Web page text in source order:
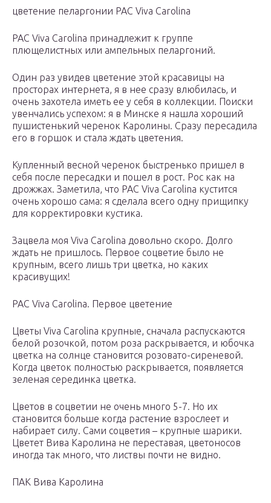
цветение пеларгонии PAC Viva Carolina
PAC Viva Carolina принадлежит к группе
плющелистных или ампельных пеларгоний.
Один раз увидев цветение этой красавицы на
просторах интернета, я в нее сразу влюбилась, и
очень захотела иметь ее у себя в коллекции. Поиски
увенчались успехом: я в Минске я нашла хороший
пушистенький черенок Каролины. Сразу пересадила
его в горшок и стала ждать цветения.
Купленный весной черенок быстренько пришел в
себя после пересадки и пошел в рост. Рос как на
дрожжах. Заметила, что PAC Viva Carolina кустится
очень хорошо сама: я сделала всего одну прищипку
для корректировки кустика.
Зацвела моя Viva Carolina довольно скоро. Долго
ждать не пришлось. Первое соцветие было не
крупным, всего лишь три цветка, но каких
красивущих!
PAC Viva Carolina. Первое цветение
Цветы Viva Carolina крупные, сначала распускаются
белой розочкой, потом роза раскрывается, и юбочка
цветка на солнце становится розовато-сиреневой.
Когда цветок полностью раскрывается, появляется
зеленая серединка цветка.
Цветов в соцветии не очень много 5-7. Но их
становится больше когда растение взрослеет и
набирает силу. Сами соцветия – крупные шарики.
Цветет Вива Каролина не переставая, цветоносов
иногда так много, что листвы почти не видно.
ПАК Вива Каролина